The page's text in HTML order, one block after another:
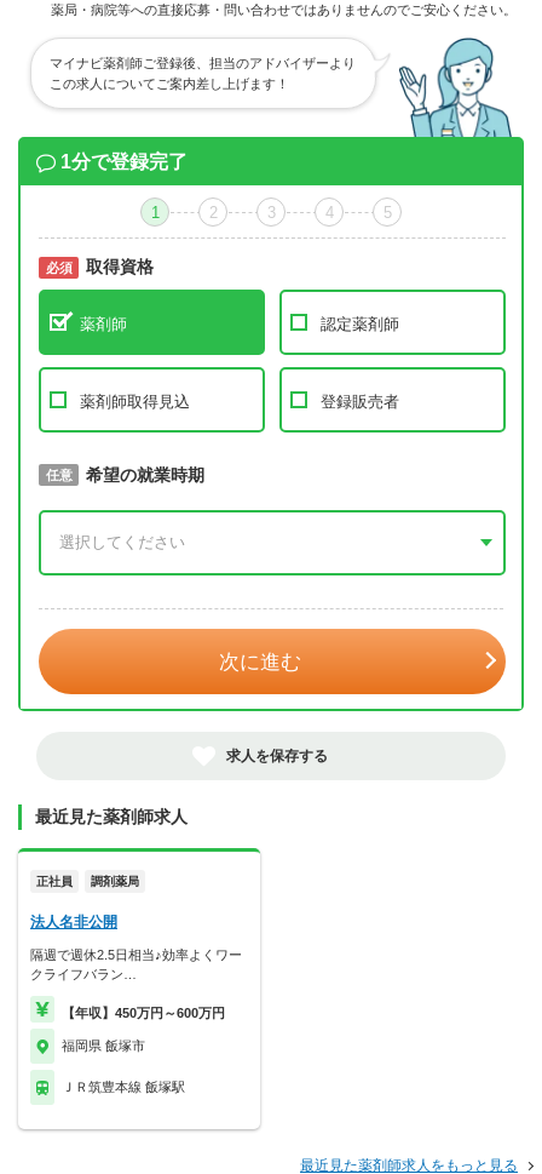
薬局・病院等への直接応募・問い合わせではありませんのでご安心ください。
マイナビ薬剤師ご登録後、担当のアドバイザーより
この求人についてご案内差し上げます！
1分で登録完了
1 2 3 4 5
必須 取得資格
薬剤師 認定薬剤師
薬剤師取得見込 登録販売者
必須 取得予定年
任意 希望の就業時期
次に進む
求人を保存する
最近見た薬剤師求人
正社員 調剤薬局
法人名非公開
隔週で週休2.5日相当♪効率よくワー
クライフバラン…
【年収】450万円～600万円
福岡県 飯塚市
ＪＲ筑豊本線 飯塚駅
最近見た薬剤師求人をもっと見る